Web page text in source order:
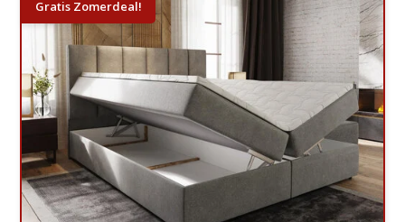
Gratis Zomerdeal!